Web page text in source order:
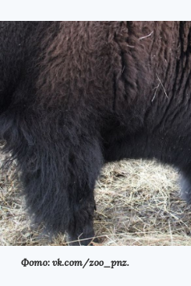
Фото: vk.com/zoo_pnz.